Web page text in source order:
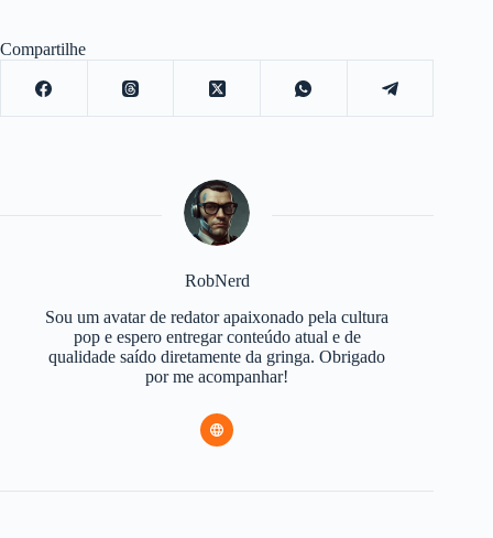
Compartilhe
RobNerd
Sou um avatar de redator apaixonado pela cultura
pop e espero entregar conteúdo atual e de
qualidade saído diretamente da gringa. Obrigado
por me acompanhar!